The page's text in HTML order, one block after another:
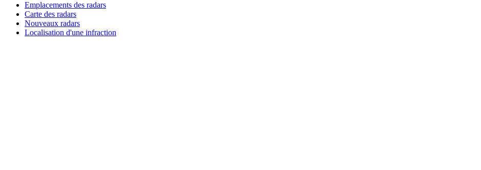
Emplacements des radars
Carte des radars
Nouveaux radars
Localisation d'une infraction